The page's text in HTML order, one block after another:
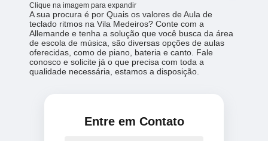
Clique na imagem para expandir
A sua procura é por Quais os valores de Aula de
teclado ritmos na Vila Medeiros? Conte com a
Allemande e tenha a solução que você busca da área
de escola de música, são diversas opções de aulas
oferecidas, como de piano, bateria e canto. Fale
conosco e solicite já o que precisa com toda a
qualidade necessária, estamos a disposição.
Entre em Contato